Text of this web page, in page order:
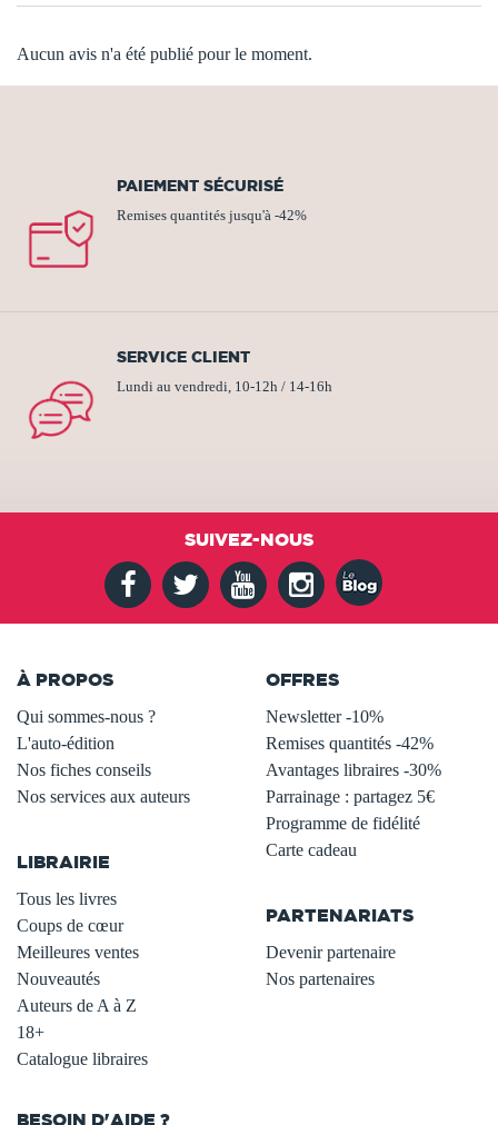
Aucun avis n'a été publié pour le moment.
PAIEMENT SÉCURISÉ
Remises quantités jusqu'à -42%
SERVICE CLIENT
Lundi au vendredi, 10-12h / 14-16h
SUIVEZ-NOUS
À PROPOS
Qui sommes-nous ?
L'auto-édition
Nos fiches conseils
Nos services aux auteurs
LIBRAIRIE
Tous les livres
Coups de cœur
Meilleures ventes
Nouveautés
Auteurs de A à Z
18+
Catalogue libraires
OFFRES
Newsletter -10%
Remises quantités -42%
Avantages libraires -30%
Parrainage : partagez 5€
Programme de fidélité
Carte cadeau
PARTENARIATS
Devenir partenaire
Nos partenaires
BESOIN D'AIDE ?